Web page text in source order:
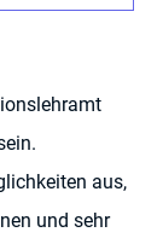
aus,
und sehr